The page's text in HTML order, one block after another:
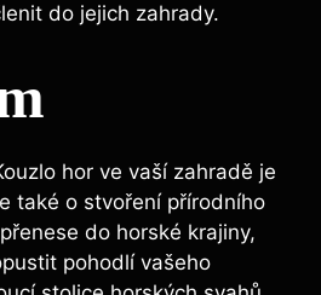
do jejich zahrady.
hor ve vaší zahradě je
také o stvoření přírodního
do horské krajiny,
pohodlí vašeho